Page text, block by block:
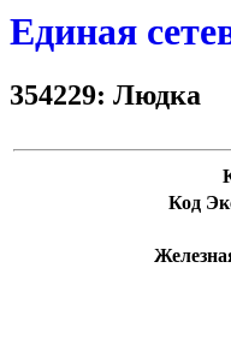
Единая
354229: Людка
Код